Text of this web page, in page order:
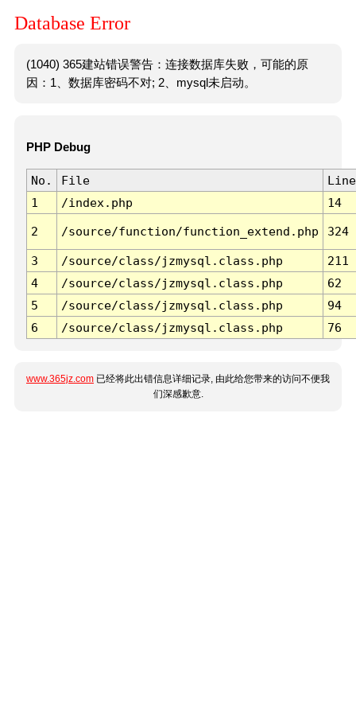
Database Error
(1040) 365建站错误警告：连接数据库失败，可能的原
因：1、数据库密码不对; 2、mysql未启动。
PHP Debug
No. File
Line
1
/index.php 14
2 /source/function/function_extend.php 324
3 /source/class/jzmysql.class.php
211
4
/source/class/jzmysql.class.php
62
5
/source/class/jzmysql.class.php
94
6
/source/class/jzmysql.class.php 76
www.365jz.com 已经将此出错信息详细记录, 由此给您带来的访问不便我
们深感歉意.